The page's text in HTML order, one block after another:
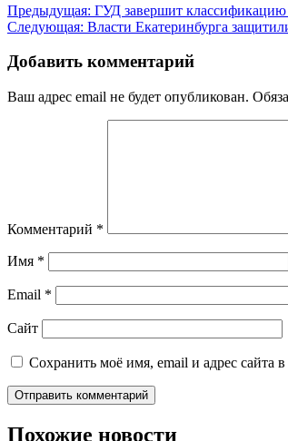
Навигация
по
записям
Предыдущая: ГУД завершит классификацию
Следующая: Власти Екатеринбурга
Добавить комментарий
Ваш адрес email не будет опубликован.
Комментарий *
Имя *
Email *
Сайт
Сохранить моё имя, email и адрес сайта
Похожие новости